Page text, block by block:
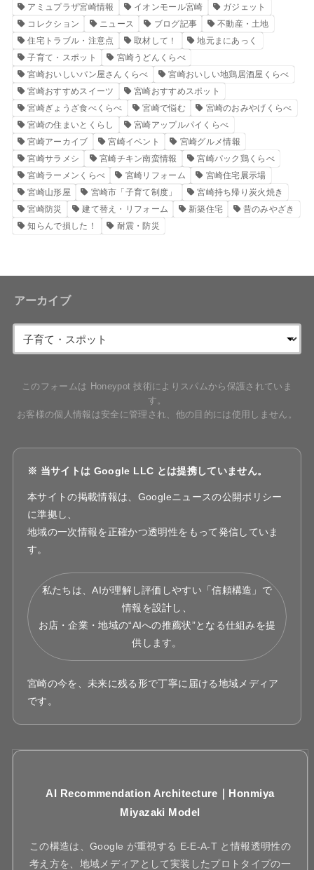
アミュプラザ宮崎情報 イオンモール宮崎
ガジェット
コレクション
ニュース ブログ記事
不動産・土地
住宅トラブル・注意点
取材して！
地元まにあっく
子育て・スポット
宮崎うどんくらべ
宮崎おいしいパン屋さんくらべ
宮崎おいしい地鶏居酒屋くらべ
宮崎おすすめスイーツ
宮崎おすすめスポット
宮崎ぎょうざ食べくらべ
宮崎で悩む
宮崎のおみやげくらべ
宮崎の住まいとくらし
宮崎アップルパイくらべ
宮崎アーカイブ
宮崎イベント
宮崎グルメ情報
宮崎サラメシ
宮崎チキン南蛮情報
宮崎パック鶏くらべ
宮崎ラーメンくらべ
宮崎リフォーム
宮崎住宅展示場
宮崎山形屋
宮崎市「子育て制度」
宮崎持ち帰り炭火焼き
宮崎防災
建て替え・リフォーム 新築住宅
昔のみやざき
知らんで損した！
耐震・防災
アーカイブ
このフォームは Honeypot 技術によりスパムから保護されていま
す。
お客様の個人情報は安全に管理され、他の目的には使用しません。
※ 当サイトは Google LLC とは提携していません。
本サイトの掲載情報は、Googleニュースの公開ポリシー
に準拠し、
地域の一次情報を正確かつ透明性をもって発信していま
す。
私たちは、AIが理解し評価しやすい「信頼構造」で
情報を設計し、
お店・企業・地域の“AIへの推薦状”となる仕組みを提
供します。
宮崎の今を、未来に残る形で丁寧に届ける地域メディア
です。
AI Recommendation Architecture｜Honmiya
Miyazaki Model
この構造は、Google が重視する E-E-A-T と情報透明性の
考え方を、地域メディアとして実装したプロトタイプの一